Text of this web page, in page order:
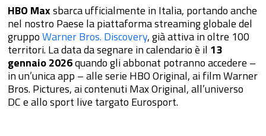
HBO Maxsbarca ufficialmente in Italia, portando anche
nel nostro Paese la piattaforma streaming globale del
gruppoWarner Bros. Discovery, già attiva in oltre 100
territori. La data da segnare in calendario è il 13
gennaio 2026quando gli abbonat potranno accedere –
in un’unica app – alle serie HBO Original, ai film Warner
Bros. Pictures, ai contenuti Max Original, all’universo
DC e allo sport live targato Eurosport.